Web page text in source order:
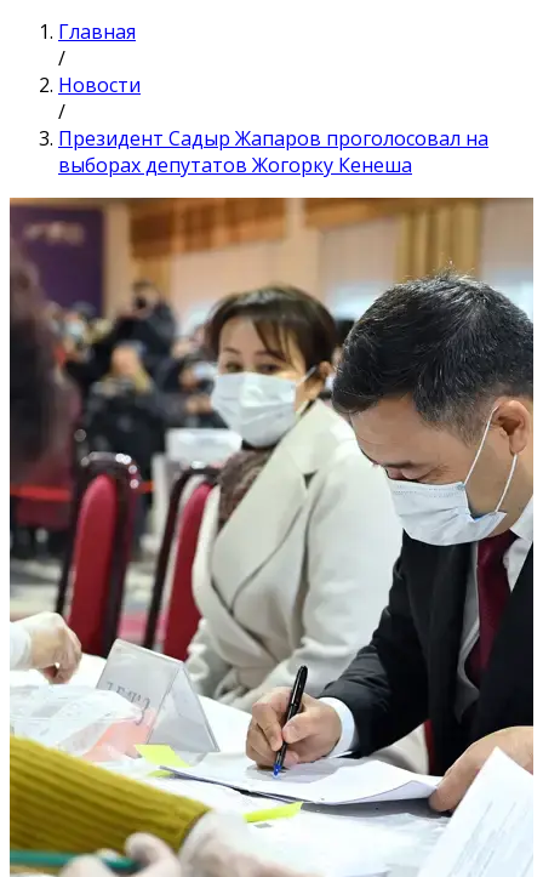
Главная
/
Новости
/
Президент Садыр Жапаров проголосовал на
выборах депутатов Жогорку Кенеша